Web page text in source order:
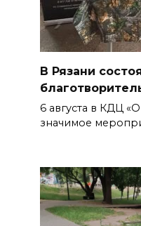
В Рязани
6 августа в КДЦ
значимое